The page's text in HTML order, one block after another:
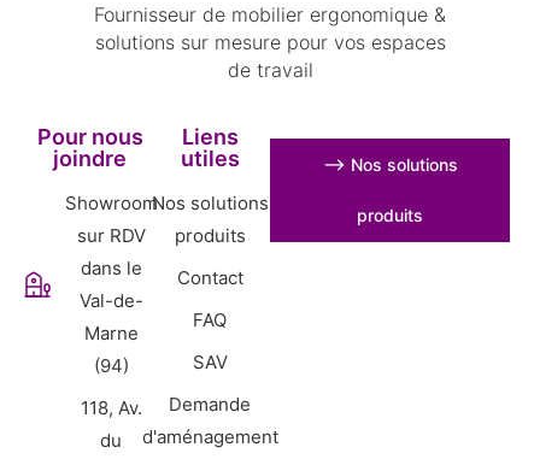
Fournisseur de mobilier ergonomique &
solutions sur mesure pour vos espaces
de travail
Pour nous
joindre
Showroom
sur RDV
dans le
Val-de-
Marne
(94)
118, Av.
du
Liens
utiles
Nos solutions
produits
Contact
FAQ
SAV
Demande
d'aménagement
⟶ Nos solutions
produits